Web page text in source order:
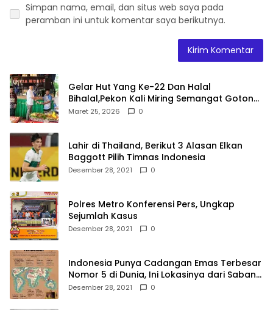
Simpan nama, email, dan situs web saya pada
peramban ini untuk komentar saya berikutnya.
Gelar Hut Yang Ke-22 Dan Halal
Bihalal,Pekon Kali Miring Semangat Gotong
Royong
Maret 25, 2026 0
Lahir di Thailand, Berikut 3 Alasan Elkan
Baggott Pilih Timnas Indonesia
Desember 28, 2021 0
Polres Metro Konferensi Pers, Ungkap
Sejumlah Kasus
Desember 28, 2021 0
Indonesia Punya Cadangan Emas Terbesar
Nomor 5 di Dunia, Ini Lokasinya dari Sabang
hingga Merauke
Desember 28, 2021 0